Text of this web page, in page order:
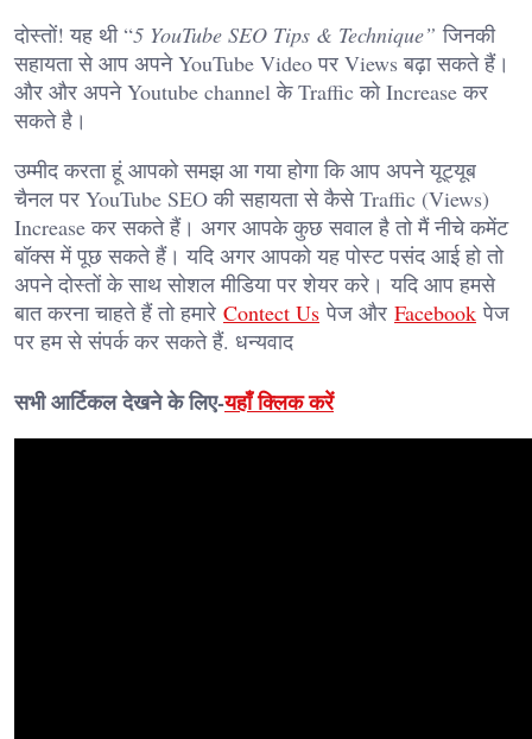
दोस्तों! यह थी “5 YouTube SEO Tips & Technique” जिनकी
सहायता से आप अपने YouTube Video पर Views बढ़ा सकते हैं।
और और अपने Youtube channel के Traffic को Increase कर
सकते है।
उम्मीद करता हूं आपको समझ आ गया होगा कि आप अपने यूट्यूब
चैनल पर YouTube SEO की सहायता से कैसे Traffic (Views)
Increase कर सकते हैं। अगर आपके कुछ सवाल है तो मैं नीचे कमेंट
बॉक्स में पूछ सकते हैं। यदि अगर आपको यह पोस्ट पसंद आई हो तो
अपने दोस्तों के साथ सोशल मीडिया पर शेयर करे। यदि आप हमसे
बात करना चाहते हैं तो हमारे Contect Us पेज और Facebook पेज
पर हम से संपर्क कर सकते हैं. धन्यवाद
सभी आर्टिकल देखने के लिए-यहाँ क्लिक करें